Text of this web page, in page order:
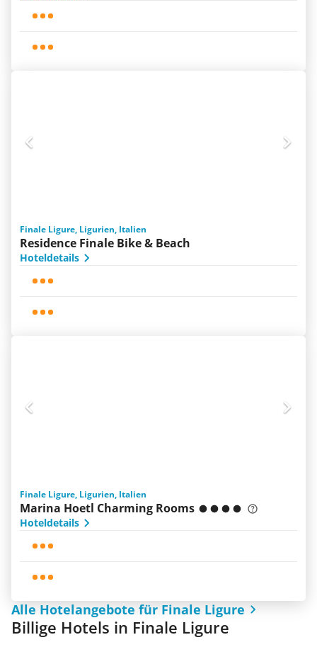
Finale Ligure, Ligurien, Italien
Residence Finale Bike & Beach
Hoteldetails
Finale Ligure, Ligurien, Italien
Marina Hoetl Charming Rooms
Hoteldetails
Alle Hotelangebote für Finale Ligure
Billige Hotels in Finale Ligure